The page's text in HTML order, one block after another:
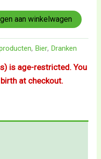
aan winkelwagen
, Bier, Dranken
is age-restricted. You
at checkout.